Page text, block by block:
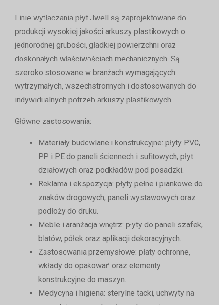
Linie wytłaczania płyt Jwell są zaprojektowane do
produkcji wysokiej jakości arkuszy plastikowych o
jednorodnej grubości, gładkiej powierzchni oraz
doskonałych właściwościach mechanicznych. Są
szeroko stosowane w branżach wymagających
wytrzymałych, wszechstronnych i dostosowanych do
indywidualnych potrzeb arkuszy plastikowych.
Główne zastosowania:
Materiały budowlane i konstrukcyjne: płyty PVC,
PP i PE do paneli ściennech i sufitowych, płyt
działowych oraz podkładów pod posadzki.
Reklama i ekspozycja: płyty pełne i piankowe do
znaków drogowych, paneli wystawowych oraz
podłoży do druku.
Meble i aranżacja wnętrz: płyty do paneli szafek,
blatów, półek oraz aplikacji dekoracyjnych.
Zastosowania przemysłowe: płaty ochronne,
wkłady do opakowań oraz elementy
konstrukcyjne do maszyn.
Medycyna i higiena: sterylne tacki, uchwyty na